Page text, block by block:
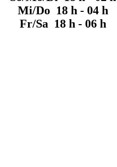
Mi/Do 18 h - 04 h
Fr/Sa 18 h - 06 h